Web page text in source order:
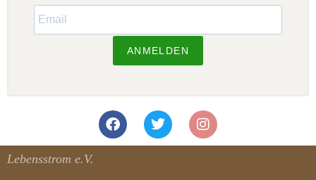
ANMELDEN
Lebensstrom e.V.